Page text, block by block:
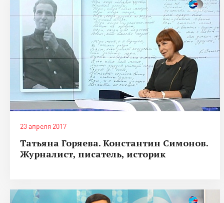
23 апреля 2017
Татьяна Горяева. Константин Симонов.
Журналист, писатель, историк